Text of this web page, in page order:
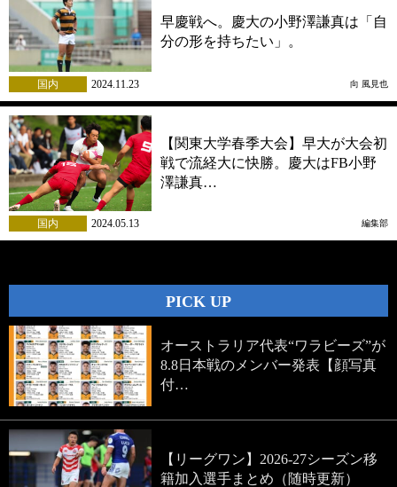
早慶戦へ。慶大の小野澤謙真は「自
分の形を持ちたい」。
国内 2024.11.23 向 風見也
【関東大学春季大会】早大が大会初
戦で流経大に快勝。慶大はFB小野
澤謙真…
国内 2024.05.13 編集部
PICK UP
オーストラリア代表“ワラビーズ”が
8.8日本戦のメンバー発表【顔写真
付…
【リーグワン】2026-27シーズン移
籍加入選手まとめ（随時更新）